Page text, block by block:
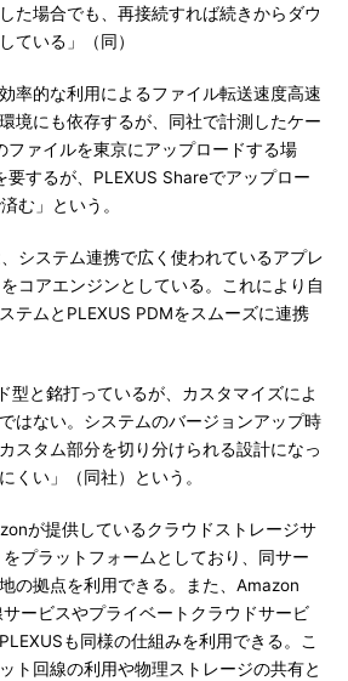
た場合でも、再接続すれば続きからダウ
ている」（同）
率的な利用によるファイル転送速度高速
境にも依存するが、同社で計測したケー
ファイルを東京にアップロードする場
要するが、PLEXUS Shareでアップロー
む」という。
システム連携で広く使われているアプレ
コアエンジンとしている。これにより自
テムとPLEXUS PDMをスムーズに連携
型と銘打っているが、カスタマイズによ
はない。システムのバージョンアップ時
スタム部分を切り分けられる設計になっ
くい」（同社）という。
が提供しているクラウドストレージサ
プラットフォームとしており、同サー
の拠点を利用できる。また、Amazon
ービスやプライベートクラウドサービ
も同様の仕組みを利用できる。こ
ト回線の利用や物理ストレージの共有と